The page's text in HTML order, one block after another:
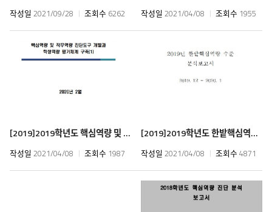
작성일 2021/09/28 조회수 6262 작성일 2021/04/08 조회수 1955
[2019]2019학년도 핵심역량 및 직무역량 진단도구 개발과 학생역량 평가체계 구축(1)
작성일 2021/04/08 조회수 1987
[2019]2019학년도 한밭핵심역량 수준 분석보고서
작성일 2021/04/08 조회수 4871